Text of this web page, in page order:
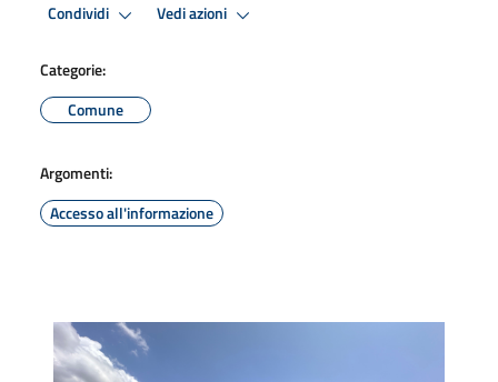
Condividi Vedi azioni
Categorie:
Comune
Argomenti:
Accesso all'informazione